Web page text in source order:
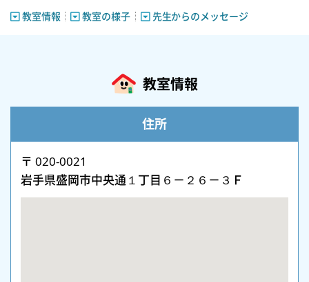
教室情報 教室の様子 先生からのメッセージ
教室情報
住所
〒 020-0021
岩手県盛岡市中央通１丁目６－２６－３Ｆ